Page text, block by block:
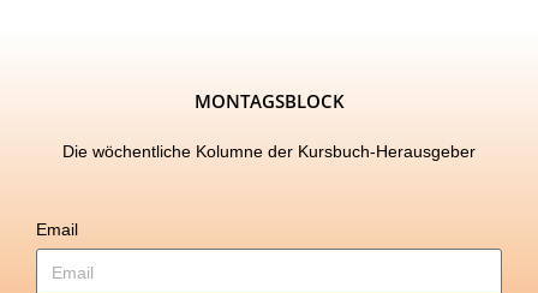
MONTAGSBLOCK
Die wöchentliche Kolumne der Kursbuch-Herausgeber
Email